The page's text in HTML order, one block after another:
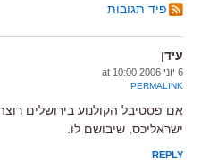
פיד תגובות
עידן
6 יוני 2006 at 10:00
PERMALINK
אם פסטיבל הקולנוע בירושלים
ישראליכס, שיבושם לו.
REPLY